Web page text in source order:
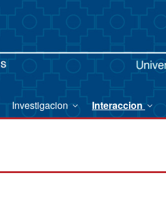
Investigacion Interaccion